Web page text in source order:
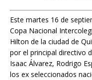
Este martes 16 de
Copa Nacional
Hilton de la ciudad de
por el principal directivo
Isaac Álvarez, Rodrigo
los ex seleccionados